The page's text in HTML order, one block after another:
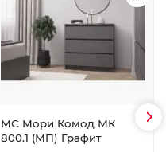
МС Мори Комод МК
800.1 (МП) Графит